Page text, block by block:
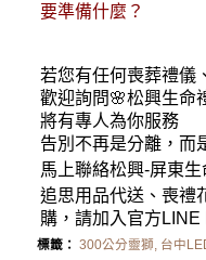
要準備什麼？
若您有任何喪葬禮儀
歡迎詢問🌸松興生命
將有專人為你服務
告別不再是分離，而
馬上聯絡松興-屏東生
追思用品代送、喪禮
購，請加入官方LINE
標籤： 300公分靈獅 台中